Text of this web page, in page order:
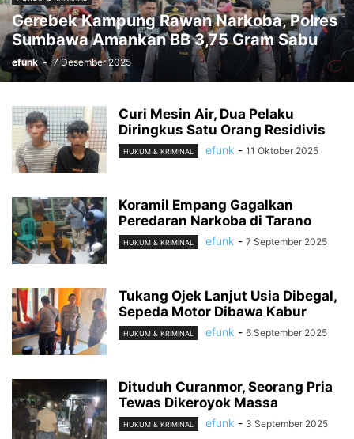
Gerebek Kampung Rawan Narkoba, Polres
Sumbawa Amankan BB 3,75 Gram Sabu
efunk - 7 Desember 2025
Curi Mesin Air, Dua Pelaku
Diringkus Satu Orang Residivis
HUKUM & KRIMINAL efunk - 11 Oktober 2025
‎Koramil Empang Gagalkan
Peredaran Narkoba di Tarano
HUKUM & KRIMINAL efunk - 7 September 2025
Tukang Ojek Lanjut Usia Dibegal,
Sepeda Motor Dibawa Kabur
HUKUM & KRIMINAL efunk - 6 September 2025
Dituduh Curanmor, Seorang Pria
Tewas Dikeroyok Massa
HUKUM & KRIMINAL efunk - 3 September 2025